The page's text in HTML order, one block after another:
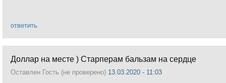
ответить
Доллар на месте ) Старперам бальзам на сердце
Оставлен Гость (не проверено) 13.03.2020 - 11:03